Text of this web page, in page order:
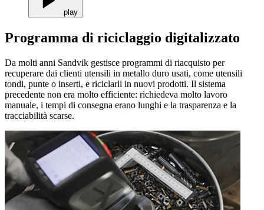
play
Programma di riciclaggio digitalizzato
Da molti anni Sandvik gestisce programmi di riacquisto per
recuperare dai clienti utensili in metallo duro usati, come utensili
tondi, punte o inserti, e riciclarli in nuovi prodotti. Il sistema
precedente non era molto efficiente: richiedeva molto lavoro
manuale, i tempi di consegna erano lunghi e la trasparenza e la
tracciabilità scarse.